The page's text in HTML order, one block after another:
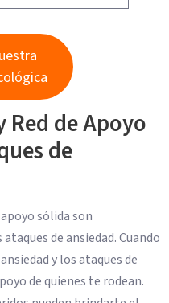
de Apoyo
de
sólida son
de ansiedad. Cuando
y los ataques de
de quienes te rodean.